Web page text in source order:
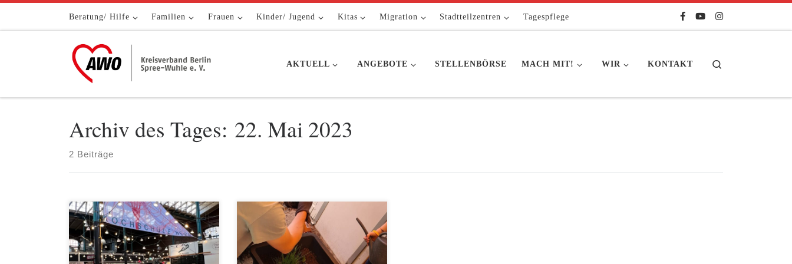
Zum Inhalt springenBeratung/ Hilfe Familien Frauen Kinder/ Jugend Kitas Migration Stadtteilzentren Tagespflege
AKTUELL ANGEBOTE STELLENBÖRSE MACH MIT! WIR KONTAKT
Archiv des Tages: 22. Mai 2023
2 Beiträge
Für den Kochtreff für Senior*innen
der Kochschule Neun in Kreuzberg
braucht es schon längst keine
Werbetrommel mehr. Eine begeisterte
Am 12. Mai feierte die Kita
Lingulino einen Frühjahrputztag. Alle
griffen mit zu, um Garten und Kita
wieder schick zu machen. Eltern